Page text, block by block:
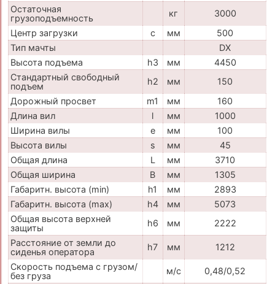
Остаточная
грузоподъемность
кг
3000
Центр загрузки
c мм
500
Тип мачты
DX
Высота подъема
h3 мм
4450
Стандартный свободный
подъем
h2 мм
150
Дорожный просвет
m1 мм
160
Длина вил
l мм
1000
Ширина вилы
e мм
100
Высота вилы
s мм
45
Общая длина
L мм
3710
Общая ширина
B мм
1305
Габаритн. высота (min)
h1 мм
2893
Габаритн. высота (max)
h4 мм
5073
Общая высота верхней
защиты
h6 мм
2222
Расстояние от земли до
сиденья оператора
h7 мм
1212
Скорость подъема с грузом/
без груза
м/с
0,48/0,52